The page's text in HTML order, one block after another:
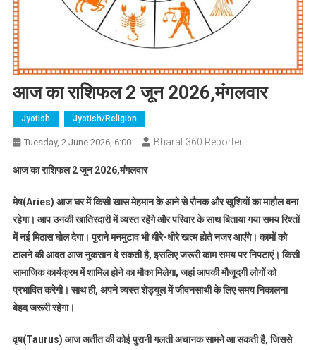
आज का राशिफल 2 जून 2026,मंगलवार
Jyotish Jyotish/Religion
Tuesday, 2 June 2026, 6:00 Bharat 360 Reporter
आज का राशिफल 2 जून 2026,मंगलवार
मेष(Aries) आज घर में किसी खास मेहमान के आने से रौनक और खुशियों का माहौल बना
रहेगा। आप उनकी खातिरदारी में व्यस्त रहेंगे और परिवार के साथ बिताया गया समय रिश्तों
में नई मिठास घोल देगा। पुराने मनमुटाव भी धीरे-धीरे खत्म होते नजर आएंगे। कामों को
टालने की आदत आज नुकसान दे सकती है, इसलिए जरूरी काम समय पर निपटाएं। किसी
सामाजिक कार्यक्रम में शामिल होने का मौका मिलेगा, जहां आपकी मौजूदगी लोगों को
प्रभावित करेगी। साथ ही, अपने व्यस्त शेड्यूल में जीवनसाथी के लिए समय निकालना
बेहद जरूरी रहेगा।
वृष(Taurus) आज अतीत की कोई पुरानी गलती अचानक सामने आ सकती है, जिससे